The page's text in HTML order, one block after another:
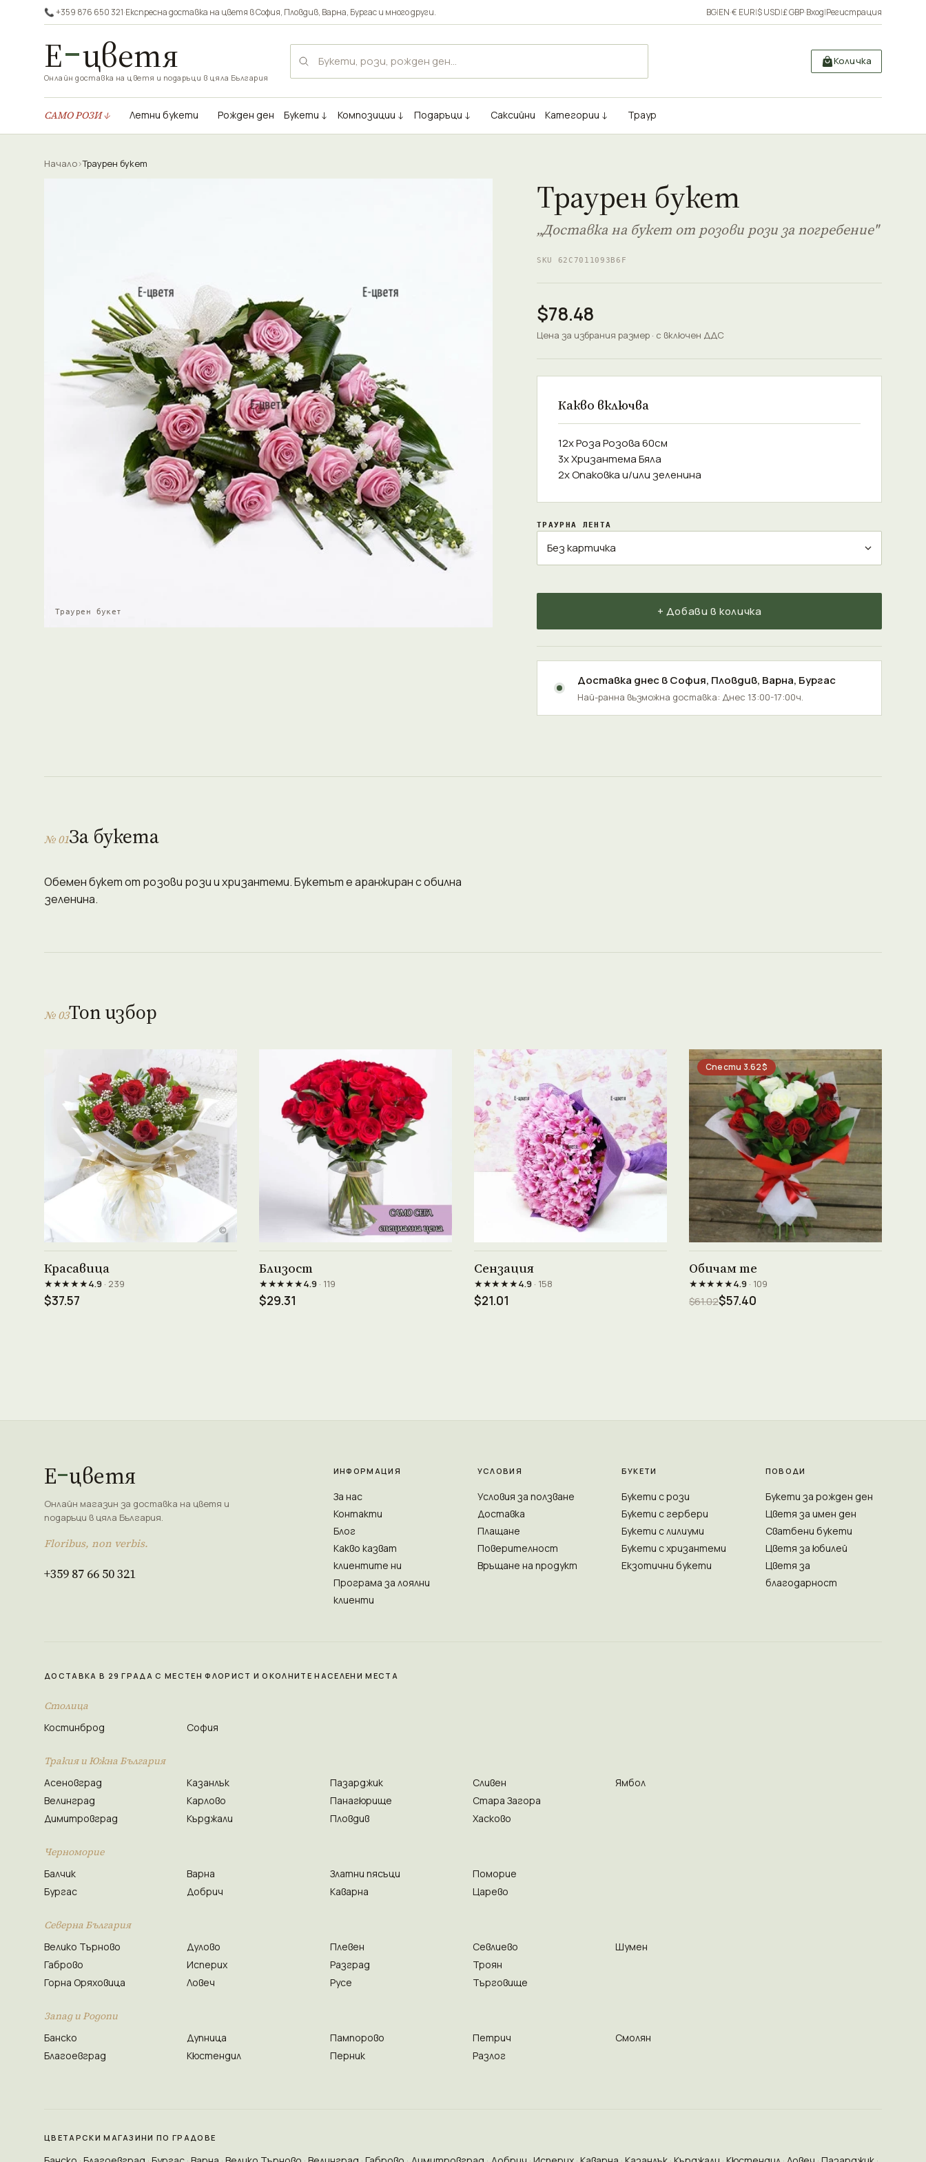
📞 +359 876 650 321·Експресна доставка на цветя вСофия, Пловдив, Варна, Бургаси много други. BG|EN·€ EUR|$ USD|£ GBP·Вход|Регистрация
Е цветя
Онлайн доставка на цветя и подаръци в цяла България
Количка
САМО РОЗИ ↓ Летни букети Рожден ден Букети ↓ Композиции ↓ Подаръци ↓ Саксийни Категории ↓ Траур
Начало›Траурен букет
Траурен букет
Траурен букет
„Доставка на букет от розови рози за погребение"
SKU 62C7011093B6F
$78.48
Цена за избрания размер · с включен ДДС
Какво включва
12x Роза Розова 60см
3x Хризантема Бяла
2x Опаковка и/или зеленина
ТРАУРНА ЛЕНТА
+ Добави в количка
Доставка днес вСофия, Пловдив, Варна, Бургас
Най-ранна възможна доставка: Днес 13:00-17:00ч.
№ 01За букета
Обемен букет от розови рози и хризантеми. Букетът е аранжиран с обилна
зеленина.
№ 03Топ избор
Красавица
★★★★★4.9· 239
$37.57
Близост
★★★★★4.9· 119
$29.31
Сензация
★★★★★4.9· 158
$21.01
Спести 3.62$
Обичам те
★★★★★4.9· 109
$61.02$57.40
Е цветя
Онлайн магазин за доставка на цветя и
подаръци в цяла България.
Floribus, non verbis.
+359 87 66 50 321
ИНФОРМАЦИЯ
За нас
Контакти
Блог
Какво казват
клиентите ни
Програма за лоялни
клиенти
УСЛОВИЯ
Условия за ползване
Доставка
Плащане
Поверителност
Връщане на продукт
БУКЕТИ
Букети с рози
Букети с гербери
Букети с лилиуми
Букети с хризантеми
Екзотични букети
ПОВОДИ
Букети за рожден ден
Цветя за имен ден
Сватбени букети
Цветя за юбилей
Цветя за
благодарност
ДОСТАВКА В 29 ГРАДА С МЕСТЕН ФЛОРИСТ И ОКОЛНИТЕ НАСЕЛЕНИ МЕСТА
Столица
Костинброд София
Тракия и Южна България
Асеновград
Велинград
Димитровград
Казанлък
Карлово
Кърджали
Пазарджик
Панагюрище
Пловдив
Сливен
Стара Загора
Хасково
Ямбол
Черноморие
Балчик
Бургас
Варна
Добрич
Златни пясъци
Каварна
Поморие
Царево
Северна България
Велико Търново
Габрово
Горна Оряховица
Дулово
Исперих
Ловеч
Плевен
Разград
Русе
Севлиево
Троян
Търговище
Шумен
Запад и Родопи
Банско
Благоевград
Дупница
Кюстендил
Пампорово
Перник
Петрич
Разлог
Смолян
ЦВЕТАРСКИ МАГАЗИНИ ПО ГРАДОВЕ